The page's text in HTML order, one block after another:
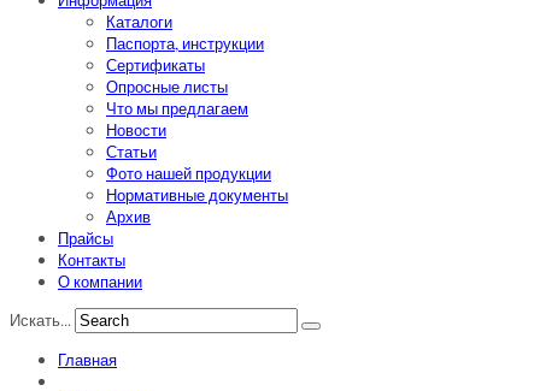
Каталоги
Паспорта, инструкции
Сертификаты
Опросные листы
Что мы предлагаем
Новости
Статьи
Фото нашей продукции
Нормативные документы
Архив
Прайсы
Контакты
О компании
Искать...
Главная